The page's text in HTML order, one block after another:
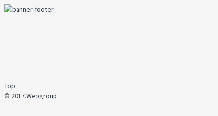
Top
© 2017.Webgroup